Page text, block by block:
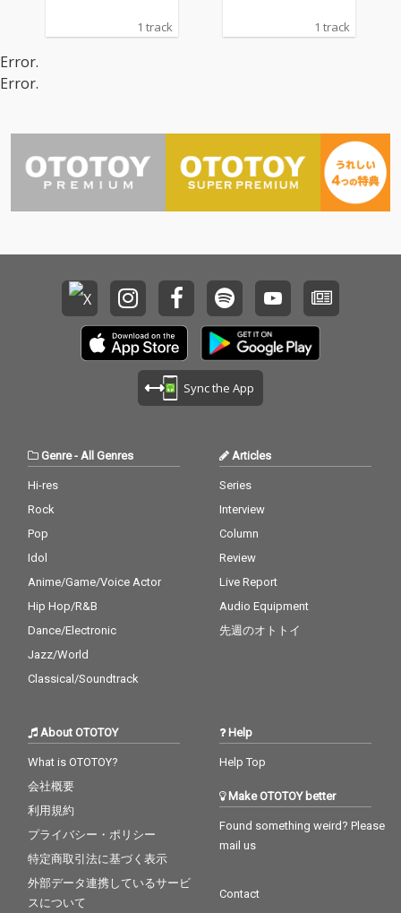
1 track 1 track
Error.
Error.
Sync the App
Genre- All Genres
Hi-res
Rock
Pop
Idol
Anime/Game/Voice Actor
Hip Hop/R&B
Dance/Electronic
Jazz/World
Classical/Soundtrack
Articles
Series
Interview
Column
Review
Live Report
Audio Equipment
先週のオトトイ
About OTOTOY
What is OTOTOY?
会社概要
利用規約
プライバシー・ポリシー
特定商取引法に基づく表示
外部データ連携しているサービ
スについて
Help
Help Top
Make OTOTOY better
Found something weird? Please
mail us
Contact